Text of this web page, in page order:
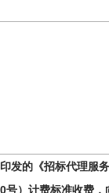
发的《招标代理服
号）计费标准收费